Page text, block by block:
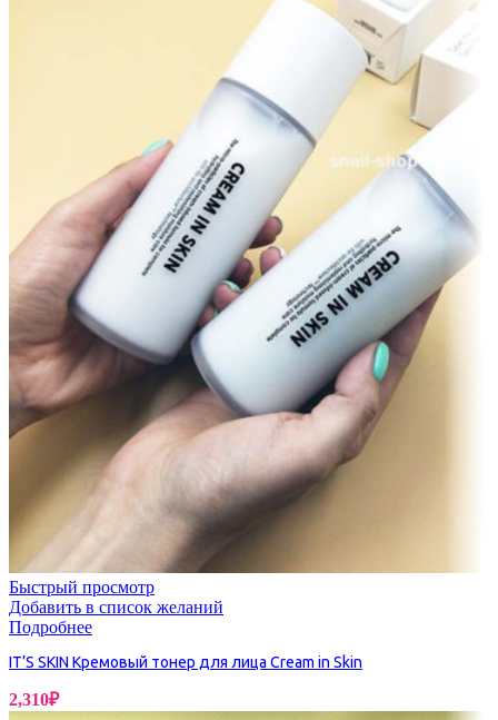
Быстрый просмотр
Добавить в список желаний
Подробнее
IT’S SKIN Кремовый тонер для лица Cream in Skin
2,310₽